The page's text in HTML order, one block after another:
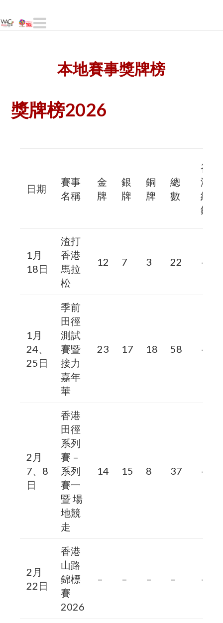
Navigation
本地賽事獎牌榜
獎牌榜2026
日期
賽事
名稱
金
牌
銀
牌
銅
牌
總
數
香
港
紀
錄
1月
18日
渣打
香港
馬拉
松
12 7 3 22 –
1月
24、
25日
季前
田徑
測試
賽暨
接力
嘉年
華
23 17 18 58 –
2月
7、8
日
香港
田徑
系列
賽 –
系列
賽一
暨 場
地競
走
14 15 8 37 –
2月
22日
香港
山路
錦標
賽
2026
– – – – –